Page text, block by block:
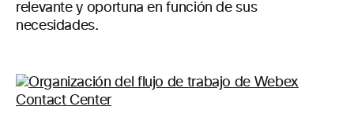
relevante y oportuna en función de sus
necesidades.